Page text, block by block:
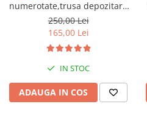
numerotate,trusa depozitare
din aluminiu - Multicolor
250,00 Lei
165,00 Lei
IN STOC
ADAUGA IN COS